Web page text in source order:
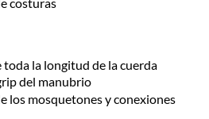
toda la longitud de la cuerda
del manubrio
los mosquetones y conexiones